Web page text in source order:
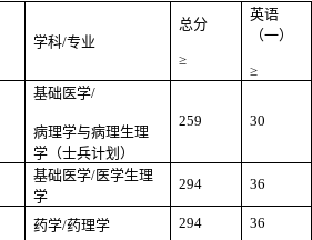
学科/专业
总分
≥
英语
（一）
≥
基础医学/
病理学与病理生理
学（士兵计划）
259 30
基础医学/医学生理
学
294 36
药学/药理学 294 36